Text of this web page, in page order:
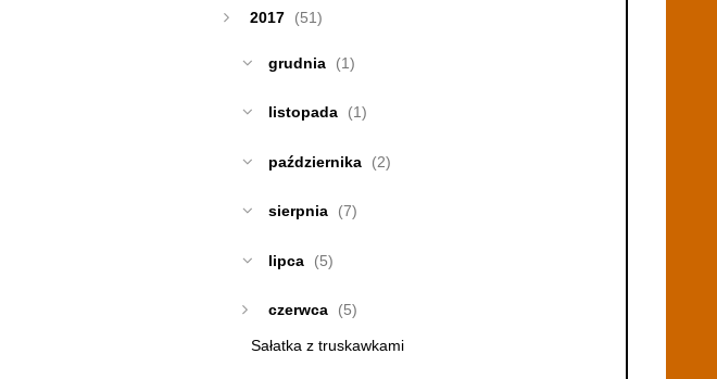
2017 (51)
grudnia (1)
listopada (1)
października (2)
sierpnia (7)
lipca (5)
czerwca (5)
Sałatka z truskawkami